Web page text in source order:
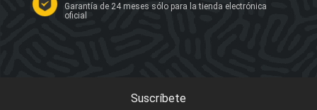
Garantía de 24 meses sólo para la tienda electrónica
oficial
Suscríbete